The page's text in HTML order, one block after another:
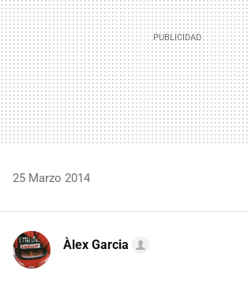
25 Marzo 2014
Àlex Garcia